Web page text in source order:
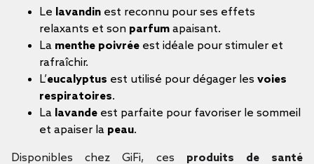
Le lavandin est reconnu pour ses effets
relaxants et son parfum apaisant.
La menthe poivrée est idéale pour stimuler et
rafraîchir.
L’eucalyptus est utilisé pour dégager les voies
respiratoires.
La lavande est parfaite pour favoriser le sommeil
et apaiser la peau.
Disponibles chez GiFi, ces produits de santé